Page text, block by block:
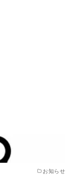
お知らせ